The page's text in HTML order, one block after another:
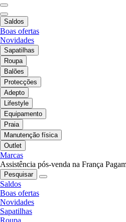
Saldos
Boas ofertas
Novidades
Sapatilhas
Roupa
Balões
Protecções
Adepto
Lifestyle
Equipamento
Praia
Manutenção física
Outlet
Marcas
Assistência pós-venda na França
Pesquisar
Saldos
Boas ofertas
Novidades
Sapatilhas